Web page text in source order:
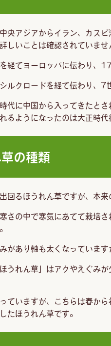
央アジアからイラン、カス
しいことは確認されていませ
経てヨーロッパに伝わり、
ルクロードを経て伝わり、7
代に中国から入ってきたと
るようになったのは大正時
の種類
回るほうれん草ですが、本来
さの中で寒気にあてて栽培
があり軸も太くなっていま
うれん草」はアクやえぐみ
ていますが、こちらは春か
たほうれん草です。